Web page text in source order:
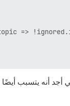
أنه يتسبب أيضًا